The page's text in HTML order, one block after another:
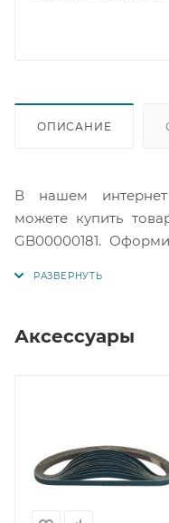
ОПИСАНИЕ
В нашем интернет
можете купить
GB00000181.
технической
Аксессуары